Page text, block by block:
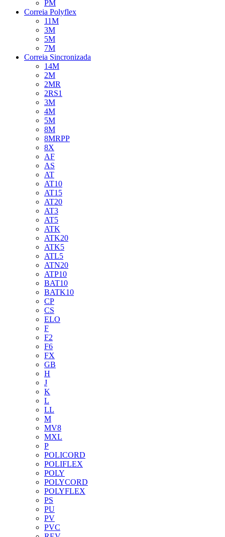
PM
Correia Polyflex
11M
3M
5M
7M
Correia Sincronizada
14M
2M
2MR
2RS1
3M
4M
5M
8M
8MRPP
8X
AF
AS
AT
AT10
AT15
AT20
AT3
AT5
ATK
ATK20
ATK5
ATL5
ATN20
ATP10
BAT10
BATK10
CP
CS
ELO
F
F2
F6
FX
GB
H
J
K
L
LL
M
MV8
MXL
P
POLICORD
POLIFLEX
POLY
POLYCORD
POLYFLEX
PS
PU
PV
PVC